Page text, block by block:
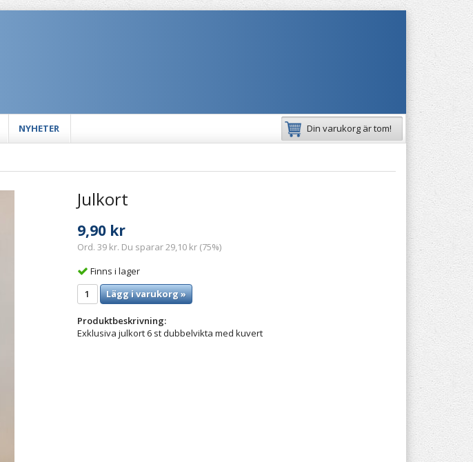
NYHETER Din varukorg är tom!
Julkort
9,90 kr
Ord. 39 kr. Du sparar 29,10 kr (75%)
Finns i lager
Lägg i varukorg »
Produktbeskrivning:
Exklusiva julkort 6 st dubbelvikta med kuvert